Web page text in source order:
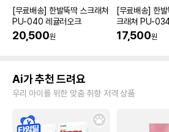
[무료배송] 한발뚝딱 스크래쳐
PU-040 레귤러오크
20,500원
[무료배송] 한
크래쳐 PU-
17,500원
Ai가 추천 드려요
우리 아이를 위한 맞춤 취향 저격 상품